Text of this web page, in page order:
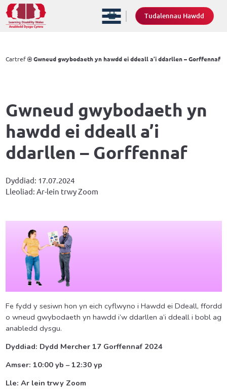
Tudalennau Hawdd
Cartref Gwneud gwybodaeth yn hawdd ei ddeall a’i ddarllen – Gorffennaf
Gwneud gwybodaeth yn
hawdd ei ddeall a’i
ddarllen – Gorffennaf
Dyddiad: 17.07.2024
Lleoliad: Ar-lein trwy Zoom
Fe fydd y sesiwn hon yn eich cyflwyno i Hawdd ei Ddeall, ffordd
o wneud gwybodaeth yn hawdd i’w ddarllen a’i ddeall i bobl ag
anabledd dysgu.
Dyddiad: Dydd Mercher 17 Gorffennaf 2024
Amser: 10:00 yb – 12:30 yp
Lle: Ar lein trwy Zoom